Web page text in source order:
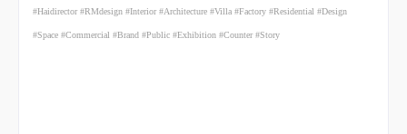
#Haidirector #RMdesign #Interior #Architecture #Villa #Factory #Residential #Design
#Space #Commercial #Brand #Public #Exhibition #Counter #Story